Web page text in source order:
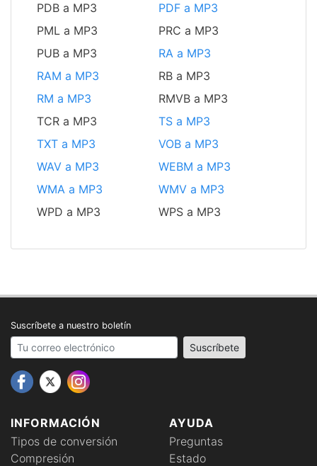
PDB a MP3
PDF a MP3
PML a MP3
PRC a MP3
PUB a MP3
RA a MP3
RAM a MP3
RB a MP3
RM a MP3
RMVB a MP3
TCR a MP3
TS a MP3
TXT a MP3
VOB a MP3
WAV a MP3
WEBM a MP3
WMA a MP3
WMV a MP3
WPD a MP3
WPS a MP3
INFORMACIÓN
Tipos de conversión
Compresión
AYUDA
Preguntas
Estado
Suscríbete a nuestro boletín
Your email address Suscríbete